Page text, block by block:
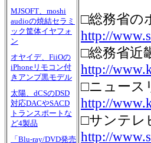
MJSOFT、moshi
audioの焼結セラミ
ック筐体イヤフォ
ン
オヤイデ、FiiOの
iPhoneリモコン付
きアンプ黒モデル
太陽、dCSのDSD
対応DACやSACD
トランスポートな
ど4製品
「Blu-ray/DVD発売
□総務省の
http://
□総務省近
http://
□ニュース
http://
□サンテレ
http://